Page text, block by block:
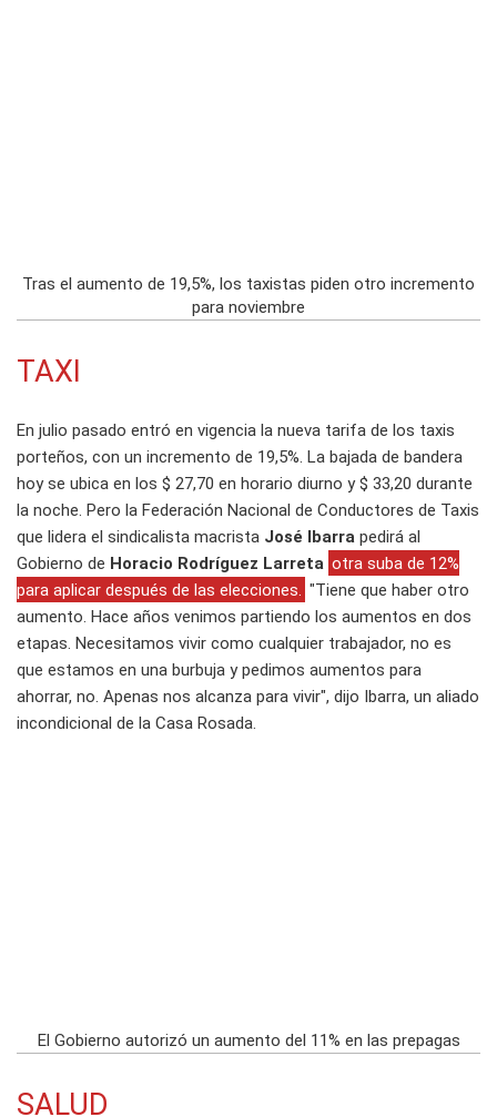
Tras el aumento de 19,5%, los taxistas piden otro incremento
para noviembre
TAXI
En julio pasado entró en vigencia la nueva tarifa de los taxis
porteños, con un incremento de 19,5%. La bajada de bandera
hoy se ubica en los $ 27,70 en horario diurno y $ 33,20 durante
la noche. Pero la Federación Nacional de Conductores de Taxis
que lidera el sindicalista macrista José Ibarra pedirá al
Gobierno de Horacio Rodríguez Larreta otra suba de 12%
para aplicar después de las elecciones. "Tiene que haber otro
aumento. Hace años venimos partiendo los aumentos en dos
etapas. Necesitamos vivir como cualquier trabajador, no es
que estamos en una burbuja y pedimos aumentos para
ahorrar, no. Apenas nos alcanza para vivir", dijo Ibarra, un aliado
incondicional de la Casa Rosada.
El Gobierno autorizó un aumento del 11% en las prepagas
SALUD